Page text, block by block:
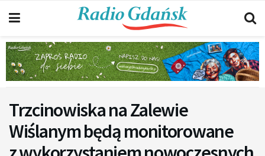
Trzcinowiska na Zalewie
Wiślanym będą monitorowane